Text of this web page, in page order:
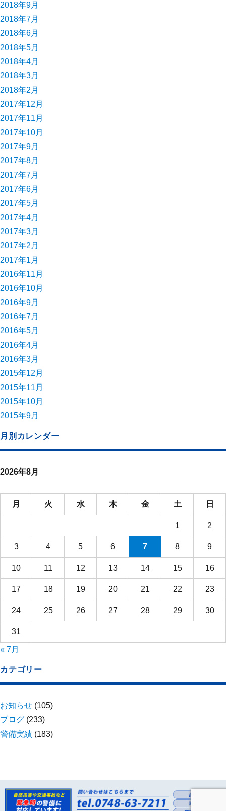
2018年9月
2018年7月
2018年6月
2018年5月
2018年4月
2018年3月
2018年2月
2017年12月
2017年11月
2017年10月
2017年9月
2017年8月
2017年7月
2017年6月
2017年5月
2017年4月
2017年3月
2017年2月
2017年1月
2016年11月
2016年10月
2016年9月
2016年7月
2016年5月
2016年4月
2016年3月
2015年12月
2015年11月
2015年10月
2015年9月
月別カレンダー
2026年8月
月 火 水 木 金 土 日
1 2
3 4 5 6 7 8 9
10 11 12 13 14 15 16
17 18 19 20 21 22 23
24 25 26 27 28 29 30
31
« 7月
カテゴリー
お知らせ (105)
ブログ (233)
警備実績 (183)